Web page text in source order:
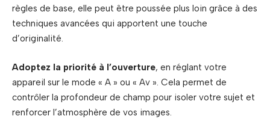
règles de base, elle peut être poussée plus loin grâce à des
techniques avancées qui apportent une touche
d’originalité.
Adoptez la priorité à l’ouverture, en réglant votre
appareil sur le mode « A » ou « Av ». Cela permet de
contrôler la profondeur de champ pour isoler votre sujet et
renforcer l’atmosphère de vos images.